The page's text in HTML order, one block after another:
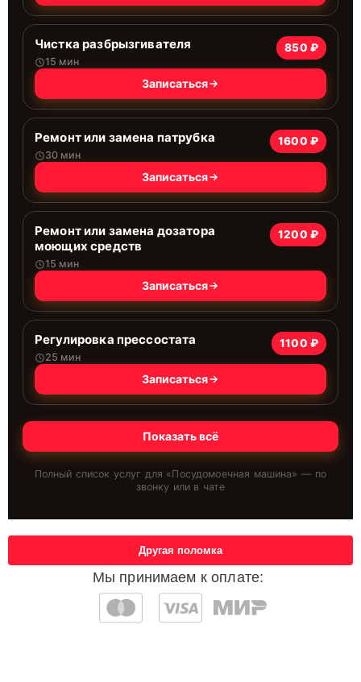
Чистка разбрызгивателя
15 мин
850 ₽
Записаться
Ремонт или замена патрубка
30 мин
1600 ₽
Записаться
Ремонт или замена дозатора
моющих средств
15 мин
1200 ₽
Записаться
Регулировка прессостата
25 мин
1100 ₽
Записаться
Показать всё
Полный список услуг для «Посудомоечная машина» — по
звонку или в чате
Мы принимаем к оплате:
Другая поломка